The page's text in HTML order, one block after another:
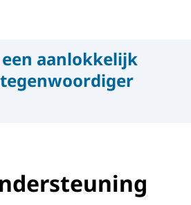
aanlokkelijk